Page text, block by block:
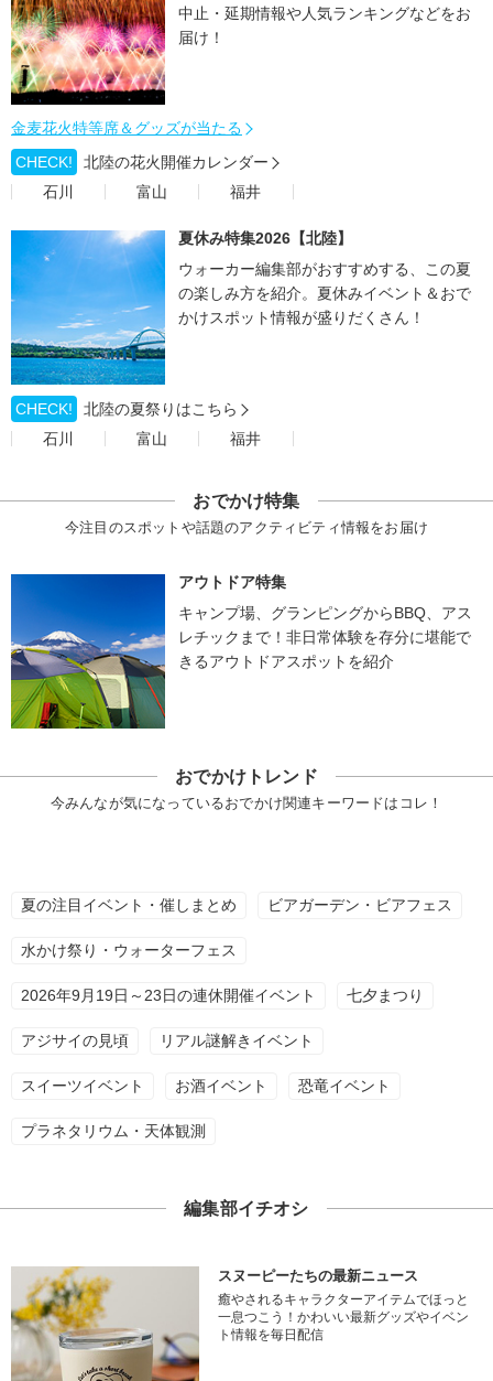
中止・延期情報や人気ランキングなどをお
届け！
金麦花火特等席＆グッズが当たる
CHECK!
北陸の花火開催カレンダー
石川
富山 福井
夏休み特集2026【北陸】
ウォーカー編集部がおすすめする、この夏
の楽しみ方を紹介。夏休みイベント＆おで
かけスポット情報が盛りだくさん！
CHECK!
北陸の夏祭りはこちら
石川
富山 福井
おでかけ特集
今注目のスポットや話題のアクティビティ情報をお届け
アウトドア特集
キャンプ場、グランピングからBBQ、アス
レチックまで！非日常体験を存分に堪能で
きるアウトドアスポットを紹介
おでかけトレンド
今みんなが気になっているおでかけ関連キーワードはコレ！
夏の注目イベント・催しまとめ ビアガーデン・ビアフェス
水かけ祭り・ウォーターフェス
2026年9月19日～23日の連休開催イベント 七夕まつり
アジサイの見頃 リアル謎解きイベント
スイーツイベント お酒イベント 恐竜イベント
プラネタリウム・天体観測
編集部イチオシ
スヌーピーたちの最新ニュース
癒やされるキャラクターアイテムでほっと
一息つこう！かわいい最新グッズやイベン
ト情報を毎日配信